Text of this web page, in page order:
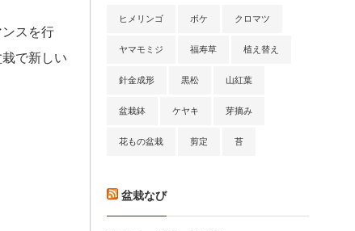
スを行
で新しい
ヒメリンゴ ボケ クロマツ
ヤマモミジ 福寿草 植え替え
針金成形 黒松 山紅葉
盆栽鉢 ケヤキ 芽摘み
花もの盆栽 剪定 苔
盆栽なび